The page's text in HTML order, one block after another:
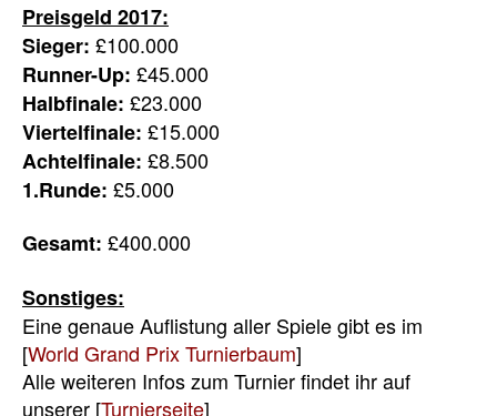
Preisgeld 2017:
Sieger: £100.000
Runner-Up: £45.000
Halbfinale: £23.000
Viertelfinale: £15.000
Achtelfinale: £8.500
1.Runde: £5.000
Gesamt: £400.000
Sonstiges:
Eine genaue Auflistung aller Spiele gibt es im
[World Grand Prix Turnierbaum]
Alle weiteren Infos zum Turnier findet ihr auf
unserer [Turnierseite]